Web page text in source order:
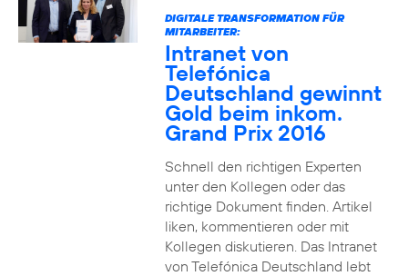
DIGITALE TRANSFORMATION FÜR
MITARBEITER:
Intranet von
Telefónica
Deutschland gewinnt
Gold beim inkom.
Grand Prix 2016
Schnell den richtigen Experten
unter den Kollegen oder das
richtige Dokument finden. Artikel
liken, kommentieren oder mit
Kollegen diskutieren. Das Intranet
von Telefónica Deutschland lebt